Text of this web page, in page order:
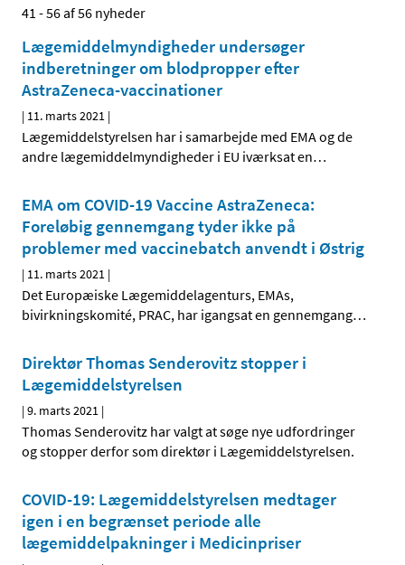
41 - 56 af 56 nyheder
Lægemiddelmyndigheder undersøger
indberetninger om blodpropper efter
AstraZeneca-vaccinationer
| 11. marts 2021 |
Lægemiddelstyrelsen har i samarbejde med EMA og de
andre lægemiddelmyndigheder i EU iværksat en…
EMA om COVID-19 Vaccine AstraZeneca:
Foreløbig gennemgang tyder ikke på
problemer med vaccinebatch anvendt i Østrig
| 11. marts 2021 |
Det Europæiske Lægemiddelagenturs, EMAs,
bivirkningskomité, PRAC, har igangsat en gennemgang…
Direktør Thomas Senderovitz stopper i
Lægemiddelstyrelsen
|9. marts 2021 |
Thomas Senderovitz har valgt at søge nye udfordringer
og stopper derfor som direktør i Lægemiddelstyrelsen.
COVID-19: Lægemiddelstyrelsen medtager
igen i en begrænset periode alle
lægemiddelpakninger i Medicinpriser